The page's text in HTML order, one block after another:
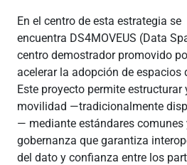
En el centro de esta estrategia se
encuentra DS4MOVEUS (Data
centro demostrador promovido
acelerar la adopción de espacios
Este proyecto permite
movilidad —tradicionalmente
— mediante estándares comunes
gobernanza que garantiza
del dato y confianza entre los